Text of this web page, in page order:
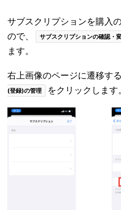
サブスクリプションを購入
ので、
サブスクリプションの確認・
ます。
右上画像のページに遷移する
(登録)の管理
をクリックします